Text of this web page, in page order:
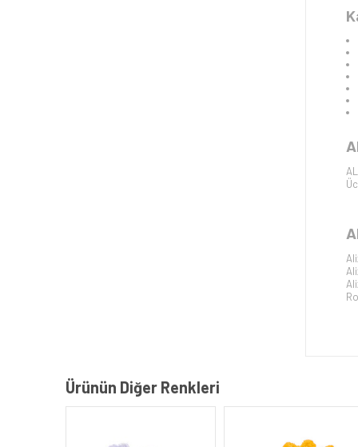
Ürünün Diğer Renkleri